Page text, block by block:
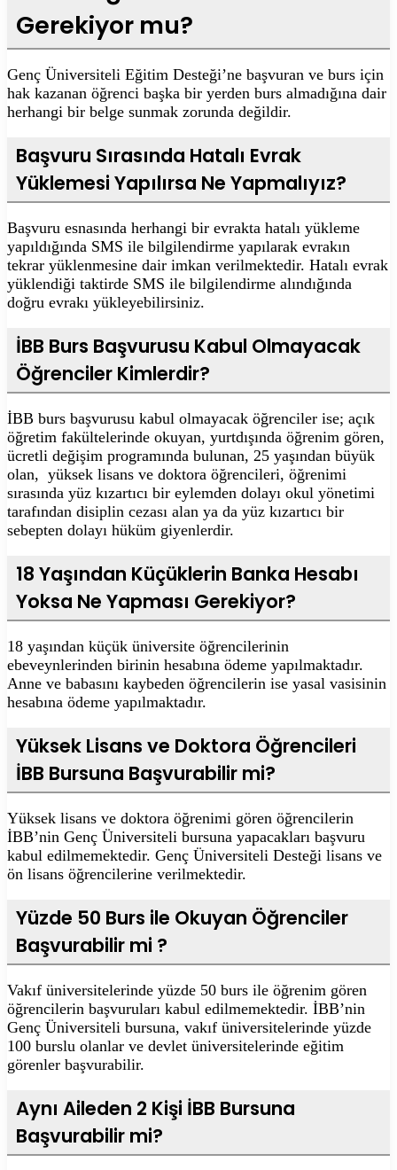
Gerekiyor mu?
Genç Üniversiteli Eğitim Desteği’ne başvuran ve burs için
hak kazanan öğrenci başka bir yerden burs almadığına dair
herhangi bir belge sunmak zorunda değildir.
Başvuru Sırasında Hatalı Evrak
Yüklemesi Yapılırsa Ne Yapmalıyız?
Başvuru esnasında herhangi bir evrakta hatalı yükleme
yapıldığında SMS ile bilgilendirme yapılarak evrakın
tekrar yüklenmesine dair imkan verilmektedir. Hatalı evrak
yüklendiği taktirde SMS ile bilgilendirme alındığında
doğru evrakı yükleyebilirsiniz.
İBB Burs Başvurusu Kabul Olmayacak
Öğrenciler Kimlerdir?
İBB burs başvurusu kabul olmayacak öğrenciler ise; açık
öğretim fakültelerinde okuyan, yurtdışında öğrenim gören,
ücretli değişim programında bulunan, 25 yaşından büyük
olan, yüksek lisans ve doktora öğrencileri, öğrenimi
sırasında yüz kızartıcı bir eylemden dolayı okul yönetimi
tarafından disiplin cezası alan ya da yüz kızartıcı bir
sebepten dolayı hüküm giyenlerdir.
18 Yaşından Küçüklerin Banka Hesabı
Yoksa Ne Yapması Gerekiyor?
18 yaşından küçük üniversite öğrencilerinin
ebeveynlerinden birinin hesabına ödeme yapılmaktadır.
Anne ve babasını kaybeden öğrencilerin ise yasal vasisinin
hesabına ödeme yapılmaktadır.
Yüksek Lisans ve Doktora Öğrencileri
İBB Bursuna Başvurabilir mi?
Yüksek lisans ve doktora öğrenimi gören öğrencilerin
İBB’nin Genç Üniversiteli bursuna yapacakları başvuru
kabul edilmemektedir. Genç Üniversiteli Desteği lisans ve
ön lisans öğrencilerine verilmektedir.
Yüzde 50 Burs ile Okuyan Öğrenciler
Başvurabilir mi ?
Vakıf üniversitelerinde yüzde 50 burs ile öğrenim gören
öğrencilerin başvuruları kabul edilmemektedir. İBB’nin
Genç Üniversiteli bursuna, vakıf üniversitelerinde yüzde
100 burslu olanlar ve devlet üniversitelerinde eğitim
görenler başvurabilir.
Aynı Aileden 2 Kişi İBB Bursuna
Başvurabilir mi?